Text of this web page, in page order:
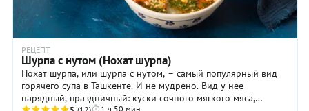
РЕЦЕПТ
Шурпа с нутом (Нохат шурпа)
Нохат шурпа, или шурпа с нутом, – самый популярный вид
горячего супа в Ташкенте. И не мудрено. Вид у нее
нарядный, праздничный: куски сочного мягкого мяса,
1 ч 50 мин